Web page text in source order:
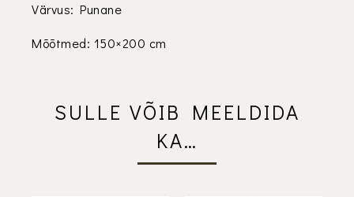
Värvus: Punane
Mõõtmed: 150×200 cm
SULLE VÕIB MEELDIDA
KA…